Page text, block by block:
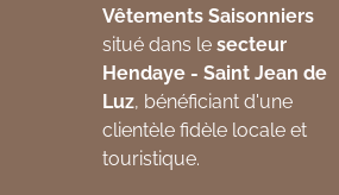
Vêtements Saisonniers
situé dans le secteur
Hendaye - Saint Jean de
Luz, bénéficiant d'une
clientèle fidèle locale et
touristique.